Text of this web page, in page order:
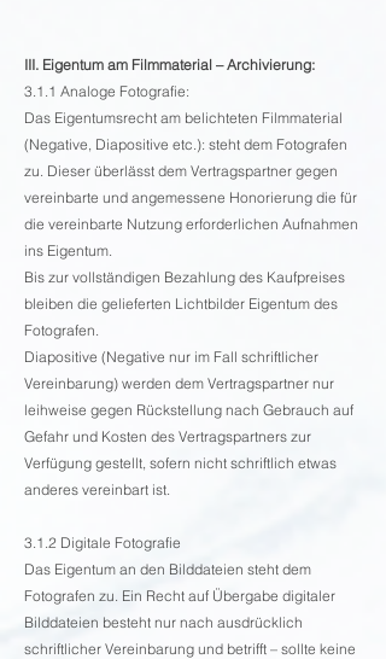
III. Eigentum am Filmmaterial – Archivierung:
3.1.1 Analoge Fotografie:
Das Eigentumsrecht am belichteten Filmmaterial
(Negative, Diapositive etc.): steht dem Fotografen
zu. Dieser überlässt dem Vertragspartner gegen
vereinbarte und angemessene Honorierung die für
die vereinbarte Nutzung erforderlichen Aufnahmen
ins Eigentum.
Bis zur vollständigen Bezahlung des Kaufpreises
bleiben die gelieferten Lichtbilder Eigentum des
Fotografen.
Diapositive (Negative nur im Fall schriftlicher
Vereinbarung) werden dem Vertragspartner nur
leihweise gegen Rückstellung nach Gebrauch auf
Gefahr und Kosten des Vertragspartners zur
Verfügung gestellt, sofern nicht schriftlich etwas
anderes vereinbart ist.
3.1.2 Digitale Fotografie
Das Eigentum an den Bilddateien steht dem
Fotografen zu. Ein Recht auf Übergabe digitaler
Bilddateien besteht nur nach ausdrücklich
schriftlicher Vereinbarung und betrifft – sollte keine